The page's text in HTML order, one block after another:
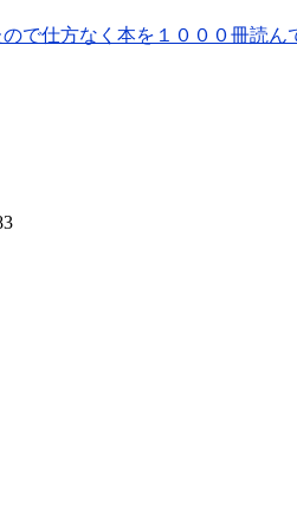
で仕方なく本を１０００冊読ん